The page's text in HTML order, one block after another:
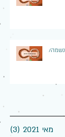
נשמה/
מאי 2021 (3)